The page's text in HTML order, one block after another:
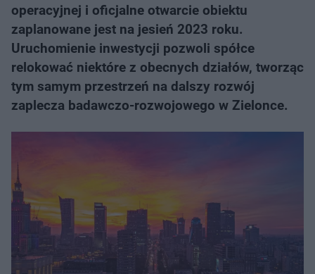
operacyjnej i oficjalne otwarcie obiektu
zaplanowane jest na jesień 2023 roku.
Uruchomienie inwestycji pozwoli spółce
relokować niektóre z obecnych działów, tworząc
tym samym przestrzeń na dalszy rozwój
zaplecza badawczo-rozwojowego w Zielonce.